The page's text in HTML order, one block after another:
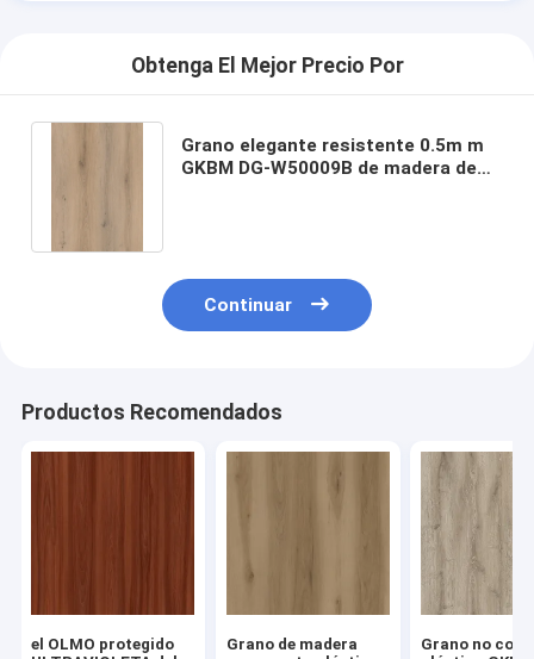
Obtenga El Mejor Precio Por
Grano elegante resistente 0.5m m
GKBM DG-W50009B de madera de
Continuar
Productos Recomendados
el OLMO protegido
Grano de madera
Grano no